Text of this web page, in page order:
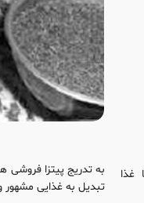
غذا
به تدریج پیتزا فروشی
تبدیل به غذایی مشهور